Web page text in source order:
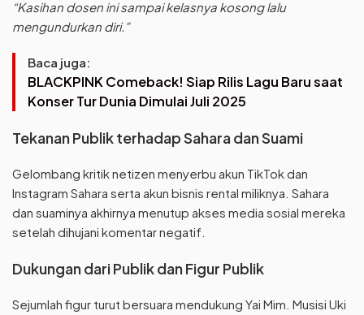
“Kasihan dosen ini sampai kelasnya kosong lalu
mengundurkan diri.”
Baca juga:
BLACKPINK Comeback! Siap Rilis Lagu Baru saat
Konser Tur Dunia Dimulai Juli 2025
Tekanan Publik terhadap Sahara dan Suami
Gelombang kritik netizen menyerbu akun TikTok dan
Instagram Sahara serta akun bisnis rental miliknya. Sahara
dan suaminya akhirnya menutup akses media sosial mereka
setelah dihujani komentar negatif.
Dukungan dari Publik dan Figur Publik
Sejumlah figur turut bersuara mendukung Yai Mim. Musisi Uki